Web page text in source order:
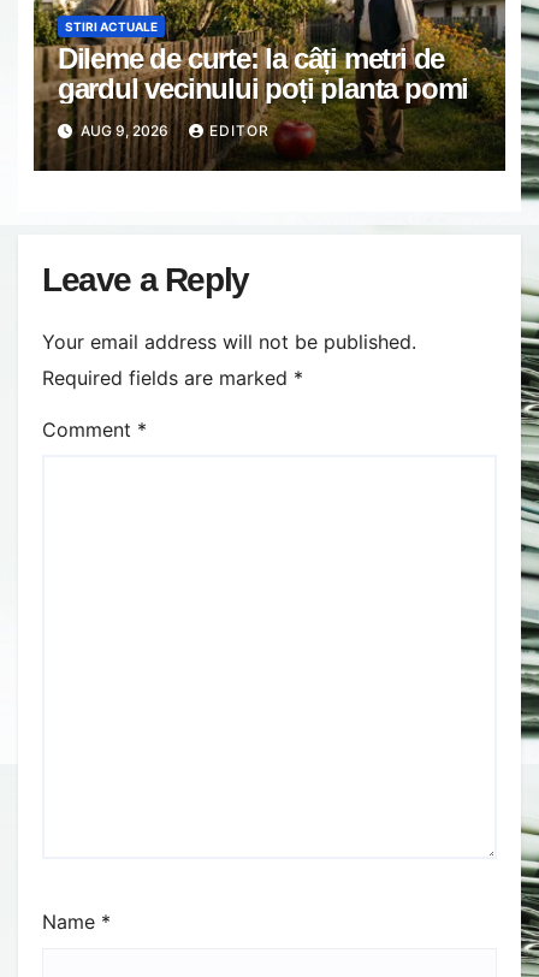
STIRI ACTUALE
Dileme de curte: la câți metri de
gardul vecinului poți planta pomi
AUG 9, 2026 EDITOR
Leave a Reply
Your email address will not be published.
Required fields are marked *
Comment *
Name *